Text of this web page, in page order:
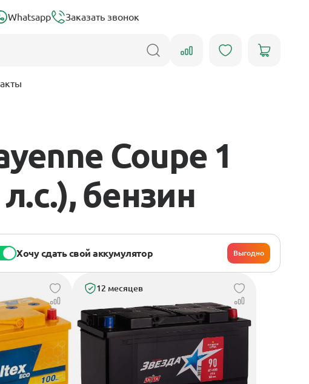
Whatsapp Заказать звонок
Coupe 1
бензин
Хочу сдать свой аккумулятор Выгодно
12 месяцев